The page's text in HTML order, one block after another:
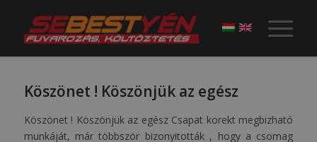
Köszönet ! Köszönjük az egész
Köszönet ! Köszönjük az egész Csapat korekt megbizható
munkáját, már többször bizonyitották , hogy a csomag